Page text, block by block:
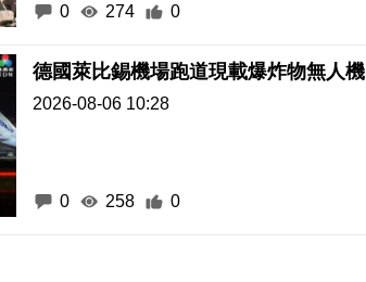
0 274 0
德國萊比錫機場跑道現載爆炸物無人機
2026-08-06 10:28
0 258 0